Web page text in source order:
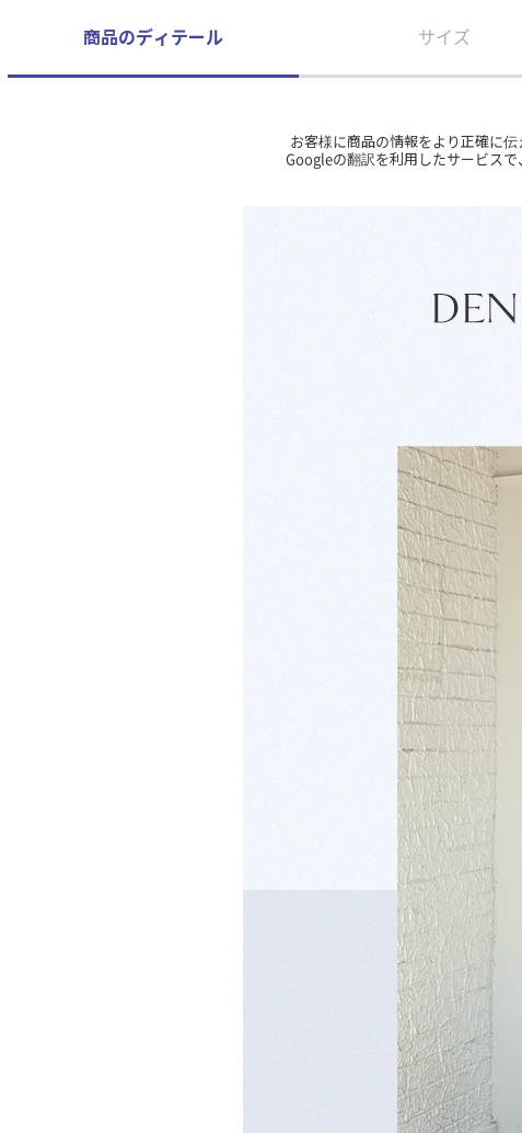
商品のディテール サイズ
お客様に商品の情報をより正確に
Googleの翻訳を利用したサービス